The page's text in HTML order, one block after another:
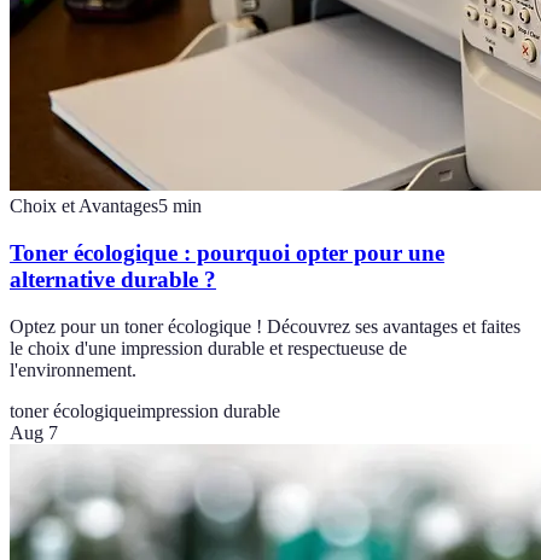
Choix et Avantages5 min
Toner écologique : pourquoi opter pour une
alternative durable ?
Optez pour un toner écologique ! Découvrez ses avantages et faites
le choix d'une impression durable et respectueuse de
l'environnement.
toner écologiqueimpression durable
Aug 7